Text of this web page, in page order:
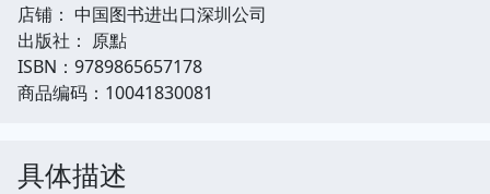
店铺： 中国图书进出口深圳公司
出版社： 原點
ISBN：9789865657178
商品编码：10041830081
具体描述